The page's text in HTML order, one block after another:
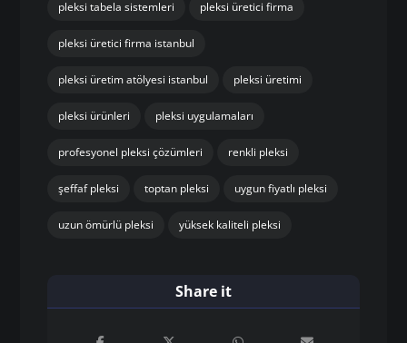
pleksi tabela sistemleri pleksi üretici firma
pleksi üretici firma istanbul
pleksi üretim atölyesi istanbul pleksi üretimi
pleksi ürünleri pleksi uygulamaları
profesyonel pleksi çözümleri renkli pleksi
şeffaf pleksi toptan pleksi uygun fiyatlı pleksi
uzun ömürlü pleksi yüksek kaliteli pleksi